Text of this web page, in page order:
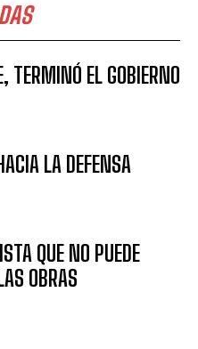
TERMINÓ EL GOBIERNO
LA DEFENSA
QUE NO PUEDE
OBRAS